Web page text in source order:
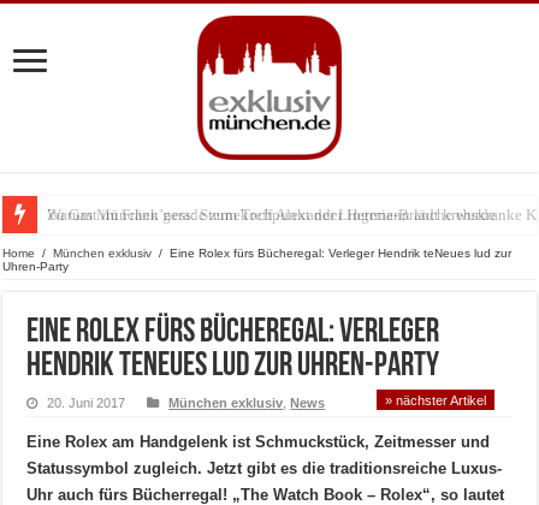
Warum München gerade zum Treffpunkt der Lingerie-Branche wurde
Home / München exklusiv / Eine Rolex fürs Bücheregal: Verleger Hendrik teNeues lud zur
Uhren-Party
Eine Rolex fürs Bücheregal: Verleger
Hendrik teNeues lud zur Uhren-Party
20. Juni 2017 München exklusiv ,News » nächster Artikel
Eine Rolex am Handgelenk ist Schmuckstück, Zeitmesser und
Statussymbol zugleich. Jetzt gibt es die traditionsreiche Luxus-
Uhr auch fürs Bücherregal! „The Watch Book – Rolex“, so lautet